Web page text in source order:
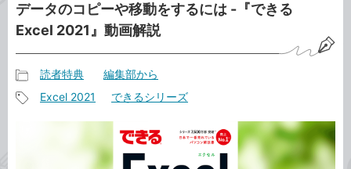
データのコピーや移動をするには -『できる
Excel 2021』動画解説
事
読者特典 編集部から
Excel 2021 できるシリーズ